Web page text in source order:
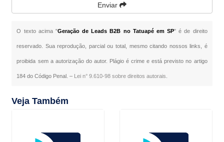
Enviar
O texto acima "Geração de Leads B2B no Tatuapé em SP" é de direito
reservado. Sua reprodução, parcial ou total, mesmo citando nossos links, é
proibida sem a autorização do autor. Plágio é crime e está previsto no artigo
184 do Código Penal. – Lei n° 9.610-98 sobre direitos autorais
Veja Também